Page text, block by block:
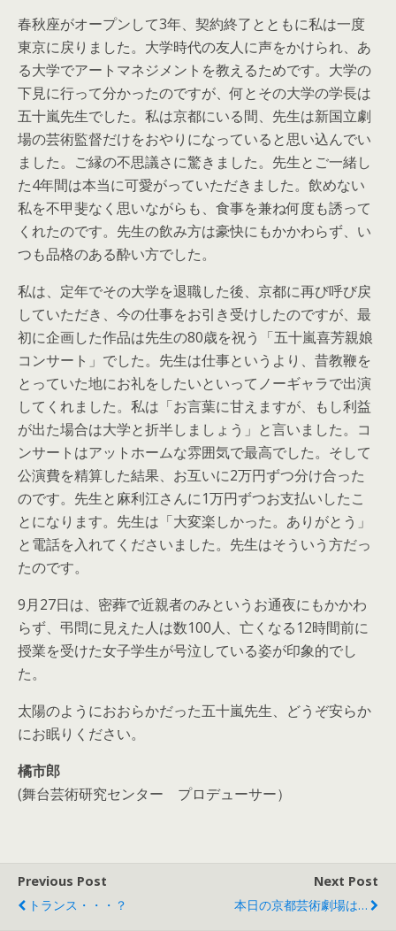
春秋座がオープンして3年、契約終了とともに私は一度
東京に戻りました。大学時代の友人に声をかけられ、あ
る大学でアートマネジメントを教えるためです。大学の
下見に行って分かったのですが、何とその大学の学長は
五十嵐先生でした。私は京都にいる間、先生は新国立劇
場の芸術監督だけをおやりになっていると思い込んでい
ました。ご縁の不思議さに驚きました。先生とご一緒し
た4年間は本当に可愛がっていただきました。飲めない
私を不甲斐なく思いながらも、食事を兼ね何度も誘って
くれたのです。先生の飲み方は豪快にもかかわらず、い
つも品格のある酔い方でした。
私は、定年でその大学を退職した後、京都に再び呼び戻
していただき、今の仕事をお引き受けしたのですが、最
初に企画した作品は先生の80歳を祝う「五十嵐喜芳親娘
コンサート」でした。先生は仕事というより、昔教鞭を
とっていた地にお礼をしたいといってノーギャラで出演
してくれました。私は「お言葉に甘えますが、もし利益
が出た場合は大学と折半しましょう」と言いました。コ
ンサートはアットホームな雰囲気で最高でした。そして
公演費を精算した結果、お互いに2万円ずつ分け合った
のです。先生と麻利江さんに1万円ずつお支払いしたこ
とになります。先生は「大変楽しかった。ありがとう」
と電話を入れてくださいました。先生はそういう方だっ
たのです。
9月27日は、密葬で近親者のみというお通夜にもかかわ
らず、弔問に見えた人は数100人、亡くなる12時間前に
授業を受けた女子学生が号泣している姿が印象的でし
た。
太陽のようにおおらかだった五十嵐先生、どうぞ安らか
にお眠りください。
橘市郎
(舞台芸術研究センター プロデューサー）
Previous Post
トランス・・・？
Next Post
本日の京都芸術劇場は…